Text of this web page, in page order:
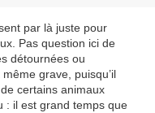
par là juste pour
Pas question ici de
détournées ou
grave, puisqu’il
certains animaux
: il est grand temps que